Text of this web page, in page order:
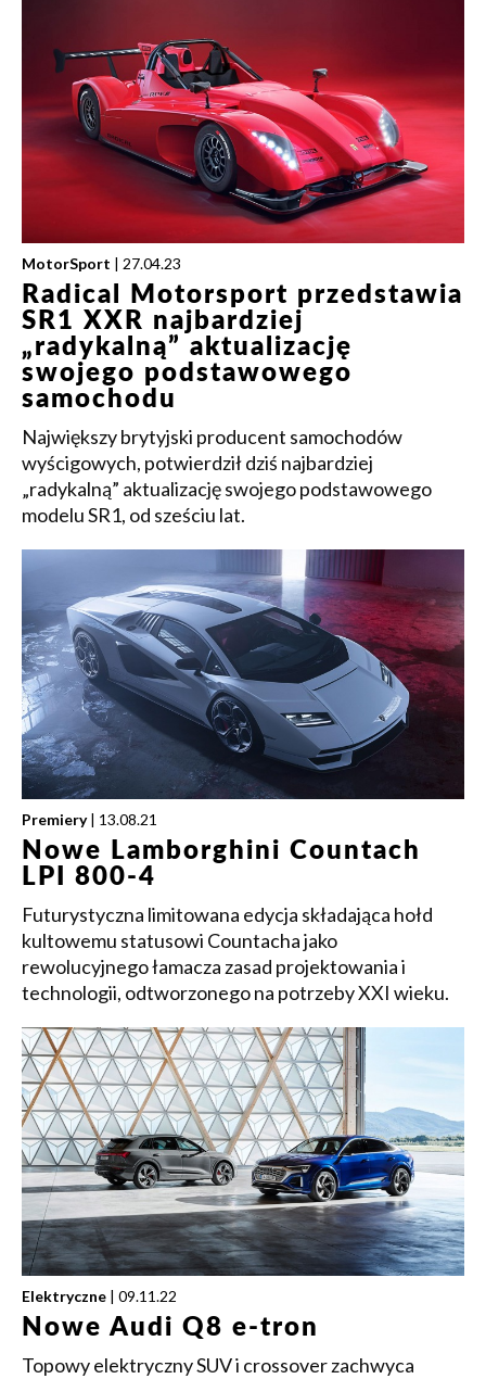
MotorSport | 27.04.23
Radical Motorsport przedstawia
SR1 XXR najbardziej
„radykalną” aktualizację
swojego podstawowego
samochodu
Największy brytyjski producent samochodów
wyścigowych, potwierdził dziś najbardziej
„radykalną” aktualizację swojego podstawowego
modelu SR1, od sześciu lat.
Premiery | 13.08.21
Nowe Lamborghini Countach
LPI 800-4
Futurystyczna limitowana edycja składająca hołd
kultowemu statusowi Countacha jako
rewolucyjnego łamacza zasad projektowania i
technologii, odtworzonego na potrzeby XXI wieku.
Elektryczne | 09.11.22
Nowe Audi Q8 e-tron
Topowy elektryczny SUV i crossover zachwyca